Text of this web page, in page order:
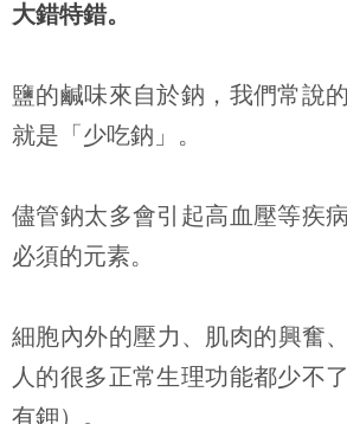
大錯特錯。
鹽的鹹味來自於鈉，我們常說
就是「少吃鈉」。
儘管鈉太多會引起高血壓等疾
必須的元素。
細胞內外的壓力、肌肉的興奮
人的很多正常生理功能都少不
有鉀）。